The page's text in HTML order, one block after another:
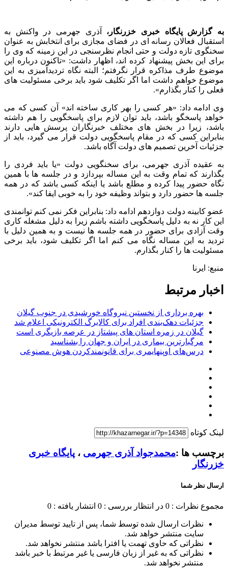
به گزارش پایگاه خبری خزرنگار، آذری جهرمی در واکنش به
استقبال فعالان رسانه ای در فضای مجازی برای انتخابش به عنوان
سخنگوی تازه دولت و حتی انجام نظرسنجی در این زمینه که وی را
برای این بخش پیشنهاد کرده اند، اظهار داشت: «تاکنون درباره این
موضوع طرف مذاکره قرار نگرفتم؛ البته نگاه تردیدآمیزی به این
موضوع خواهم داشت اما اگر تکلیف شود باید برخی مسئولیت های
فعلی را کنار بگذارم».
وی ادامه داد: «هر کسی را بهر کاری ساخته اند» آن کسی که می
خواهد پاسخگو باشد، باید توان لازم برای پاسخگویی را هم داشته
باشد، زیرا در بخش های مختلف خبرنگاران پرسش هایی دارند
بنابراین کسی که در مقام پاسخگویی دولت قرار می گیرد، باید از
جزئیات آخرین تصمیم های دولت آگاه باشد.
به عقیده آذری جهرمی، برای سخنگویی دولت «یا باید فردی را
بگذارند که تمام وقت به این مساله بپردازد و در جلسه ها با همین
نگاه حضور پیدا کرده و مطلع باشد یا اینکه کسی باشد که در همه
جلسه ها حضور دارد و بتواند وظیفه خود را به خوبی ایفا کند».
عضو کابینه دولت دوازدهم ادامه داد: بنابراین فکر نمی کنم توانمندی
این کار نه به دلیل پاسخگویی داشته باشم زیرا به دلیل مشغله کاری
وقت آزادی برای حضور در همه جلسه ها نیست و به همین دلیل با
تردید به این مساله نگاه می کنم اما اگر تکلیف شود، باید برخی
مسئولیت ها را کنار بگذارم.
منبع: ایرنا
اخبار مرتبط
بهره برداری از نخستین نیروگاه خورشیدی در جنوب گیلان
جزئیات دهک‌بندی افراد برای کالابرگ الکترونیکی اعلام شد
گیلان در زمره استان های پیشتاز در عرصه بازیگری است
مرگبارترین بیماری در ایران و جهان را بشناسید
درس‌های اوپنهایمری برای قانونمندکردن هوش مصنوعی
لینک کوتاه
برچسب ها :محمدجواد آذری جهرمی ، پایگاه خبری
خزرنگار
ارسال نظر شما
مجموع نظرات : 0 در انتظار بررسی : 0 انتشار یافته : 0
نظرات ارسال شده توسط شما، پس از تایید توسط مدیران
سایت منتشر خواهد شد.
نظراتی که حاوی تهمت یا افترا باشد منتشر نخواهد شد.
نظراتی که به غیر از زبان فارسی یا غیر مرتبط با خبر باشد
منتشر نخواهد شد.